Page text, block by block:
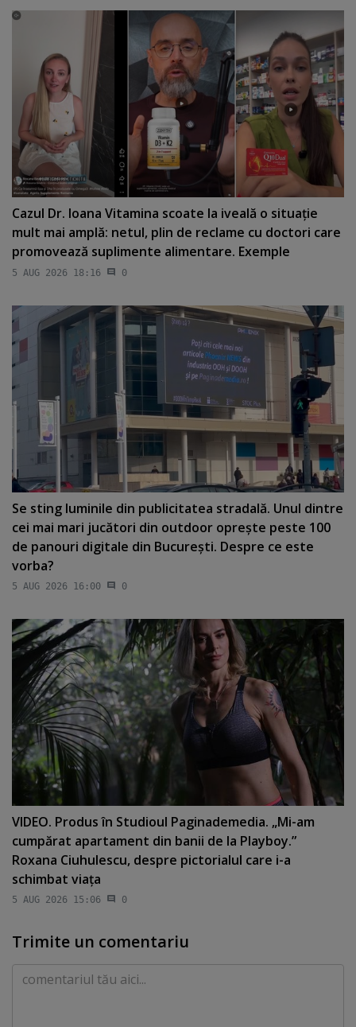
Cazul Dr. Ioana Vitamina scoate la iveală o situaţie
mult mai amplă: netul, plin de reclame cu doctori care
promovează suplimente alimentare. Exemple
5 AUG 2026 18:16 0
Se sting luminile din publicitatea stradală. Unul dintre
cei mai mari jucători din outdoor opreşte peste 100
de panouri digitale din Bucureşti. Despre ce este
vorba?
5 AUG 2026 16:00 0
VIDEO. Produs în Studioul Paginademedia. „Mi-am
cumpărat apartament din banii de la Playboy.”
Roxana Ciuhulescu, despre pictorialul care i-a
schimbat viaţa
5 AUG 2026 15:06 0
Trimite un comentariu
Comentariu